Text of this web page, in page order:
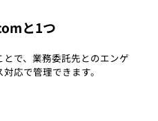
と1つ
で、業務委託先とのエンゲ
応で管理できます。